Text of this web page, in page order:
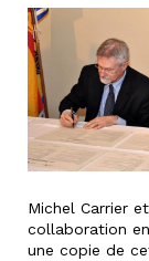
Michel Carrier
collaboration
une copie de